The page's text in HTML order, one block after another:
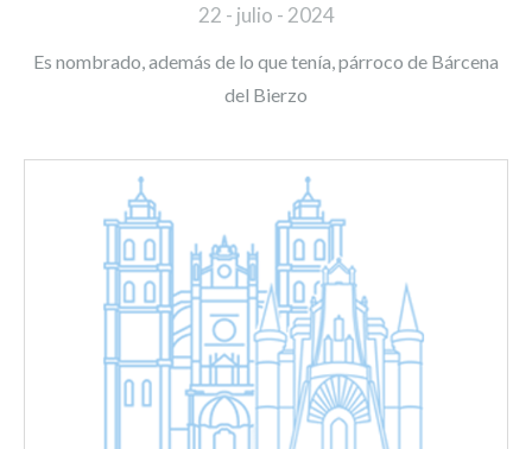
22 - julio - 2024
Es nombrado, además de lo que tenía, párroco de Bárcena
del Bierzo